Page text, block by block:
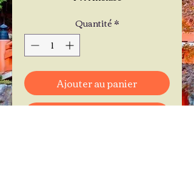
Quantité*
Ajouter au panier